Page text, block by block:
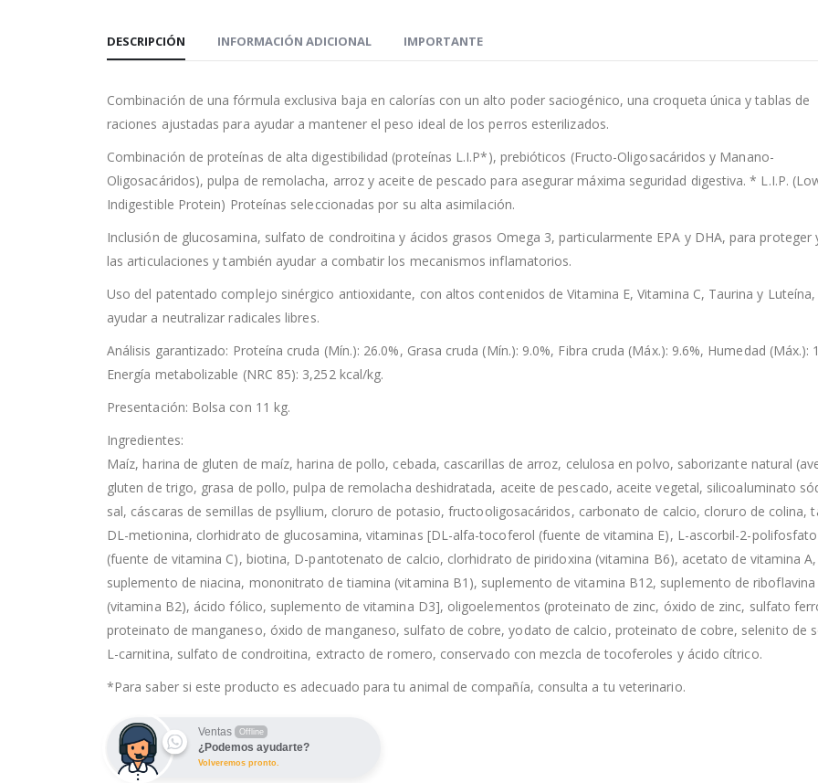
DESCRIPCIÓN INFORMACIÓN ADICIONAL IMPORTANTE
Combinación de una fórmula exclusiva baja en calorías con un alto poder saciogénico, una croqueta única y tablas de
raciones ajustadas para ayudar a mantener el peso ideal de los perros esterilizados.
Combinación de proteínas de alta digestibilidad (proteínas L.I.P*), prebióticos (Fructo-Oligosacáridos y Manano-
Oligosacáridos), pulpa de remolacha, arroz y aceite de pescado para asegurar máxima seguridad digestiva. * L.I.P.
Indigestible Protein) Proteínas seleccionadas por su alta asimilación.
Inclusión de glucosamina, sulfato de condroitina y ácidos grasos Omega 3, particularmente EPA y DHA, para proteger
las articulaciones y también ayudar a combatir los mecanismos inflamatorios.
Uso del patentado complejo sinérgico antioxidante, con altos contenidos de Vitamina E, Vitamina C, Taurina y Luteína,
ayudar a neutralizar radicales libres.
Análisis garantizado: Proteína cruda (Mín.): 26.0%, Grasa cruda (Mín.): 9.0%, Fibra cruda (Máx.): 9.6%, Humedad (Máx.):
Energía metabolizable (NRC 85): 3,252 kcal/kg.
Presentación: Bolsa con 11 kg.
Ingredientes:
Maíz, harina de gluten de maíz, harina de pollo, cebada, cascarillas de arroz, celulosa en polvo, saborizante natural
gluten de trigo, grasa de pollo, pulpa de remolacha deshidratada, aceite de pescado, aceite vegetal, silicoaluminato
sal, cáscaras de semillas de psyllium, cloruro de potasio, fructooligosacáridos, carbonato de calcio, cloruro de colina,
DL-metionina, clorhidrato de glucosamina, vitaminas [DL-alfa-tocoferol (fuente de vitamina E), L-ascorbil-2-polifosfato
(fuente de vitamina C), biotina, D-pantotenato de calcio, clorhidrato de piridoxina (vitamina B6), acetato de vitamina A,
suplemento de niacina, mononitrato de tiamina (vitamina B1), suplemento de vitamina B12, suplemento de riboflavina
(vitamina B2), ácido fólico, suplemento de vitamina D3], oligoelementos (proteinato de zinc, óxido de zinc, sulfato
proteinato de manganeso, óxido de manganeso, sulfato de cobre, yodato de calcio, proteinato de cobre, selenito de
L-carnitina, sulfato de condroitina, extracto de romero, conservado con mezcla de tocoferoles y ácido cítrico.
*Para saber si este producto es adecuado para tu animal de compañía, consulta a tu veterinario.
Ventas Offline
¿Podemos ayudarte?
Volveremos pronto.